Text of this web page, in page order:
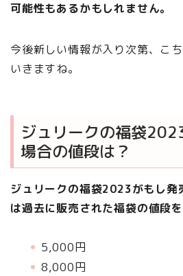
可能性もあるかもしれません。
今後新しい情報が入り次第、こ
いきますね。
ジュリークの福袋
場合の値段は？
ジュリークの福袋2023がもし発
は過去に販売された福袋の値段を
5,000円
8,000円